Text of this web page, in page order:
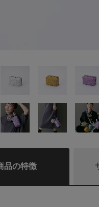
品の特徴